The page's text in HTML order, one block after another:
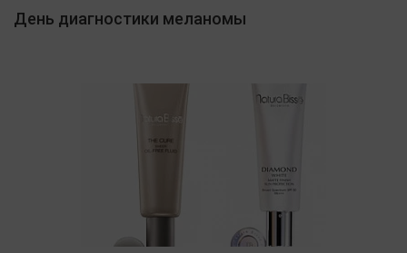
День диагностики меланомы